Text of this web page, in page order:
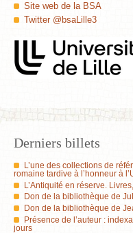
Site web de la BSA
Twitter @bsaLille3
Derniers billets
L’une des collections de
romaine tardive à l’honneur à
L’Antiquité en réserve.
Don de la bibliothèque de
Don de la bibliothèque de
Présence de l’auteur :
jours